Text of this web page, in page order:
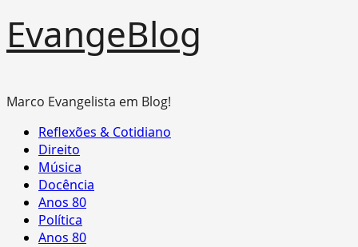
to
content
EvangeBlog
Marco Evangelista em Blog!
Primary
Menu
Reflexões & Cotidiano
Direito
Música
Docência
Anos 80
Política
Anos 80